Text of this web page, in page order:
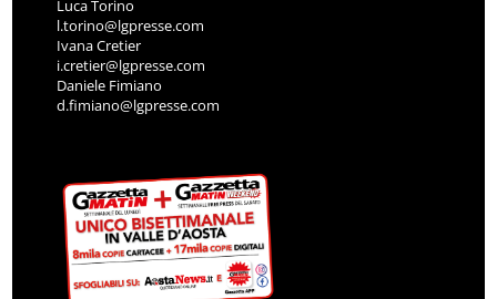
Luca Torino
l.torino@lgpresse.com
Ivana Cretier
i.cretier@lgpresse.com
Daniele Fimiano
d.fimiano@lgpresse.com